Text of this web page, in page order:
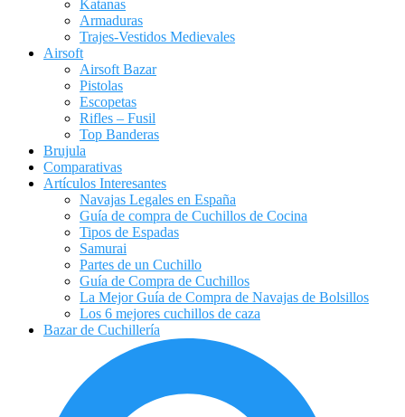
Katanas
Armaduras
Trajes-Vestidos Medievales
Airsoft
Airsoft Bazar
Pistolas
Escopetas
Rifles – Fusil
Top Banderas
Brujula
Comparativas
Artículos Interesantes
Navajas Legales en España
Guía de compra de Cuchillos de Cocina
Tipos de Espadas
Samurai
Partes de un Cuchillo
Guía de Compra de Cuchillos
La Mejor Guía de Compra de Navajas de Bolsillos
Los 6 mejores cuchillos de caza
Bazar de Cuchillería